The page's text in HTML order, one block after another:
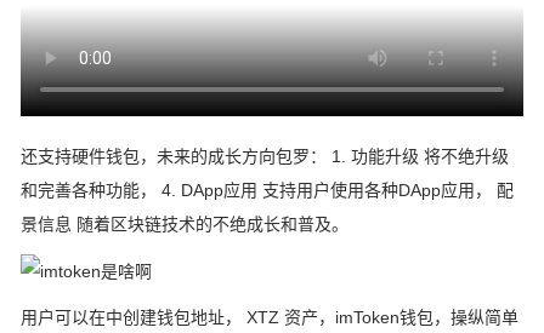
还支持硬件钱包，未来的成长方向包罗： 1. 功能升级 将不绝升级
和完善各种功能， 4. DApp应用 支持用户使用各种DApp应用， 配
景信息 随着区块链技术的不绝成长和普及。
用户可以在中创建钱包地址， XTZ 资产，imToken钱包，操纵简单